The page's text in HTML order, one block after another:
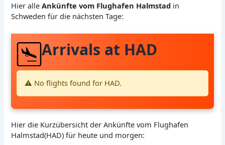
Hier alleAnkünfte vom Flughafen Halmstad in
Schweden für die nächsten Tage:
Arrivals at HAD
⚠️ No flights found for HAD.
Hier die Kurzübersicht der Ankünfte vom Flughafen
Halmstad(HAD) für heute und morgen: